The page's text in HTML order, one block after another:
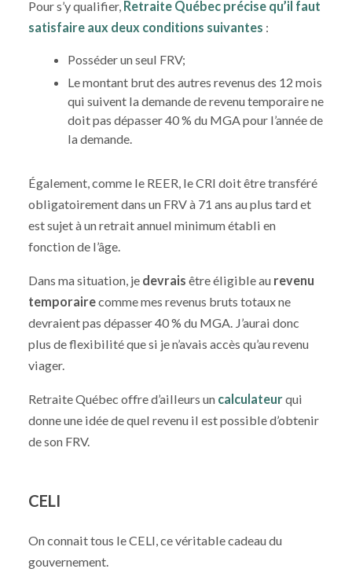
Pour s’y qualifier, Retraite Québec précise qu’il faut
satisfaire aux deux conditions suivantes :
Posséder un seul FRV;
Le montant brut des autres revenus des 12 mois
qui suivent la demande de revenu temporaire ne
doit pas dépasser 40 % du MGA pour l’année de
la demande.
Également, comme le REER, le CRI doit être transféré
obligatoirement dans un FRV à 71 ans au plus tard et
est sujet à un retrait annuel minimum établi en
fonction de l’âge.
Dans ma situation, je devrais être éligible au revenu
temporairecomme mes revenus bruts totaux ne
devraient pas dépasser 40 % du MGA. J’aurai donc
plus de flexibilité que si je n’avais accès qu’au revenu
viager.
Retraite Québec offre d’ailleurs un calculateurqui
donne une idée de quel revenu il est possible d’obtenir
de son FRV.
CELI
On connait tous le CELI, ce véritable cadeau du
gouvernement.